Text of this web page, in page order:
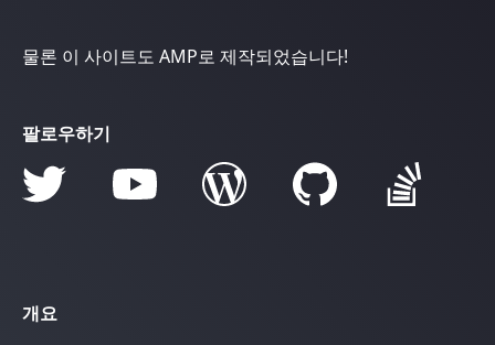
물론 이 사이트도 AMP로 제작되었습니다!
팔로우하기
개요